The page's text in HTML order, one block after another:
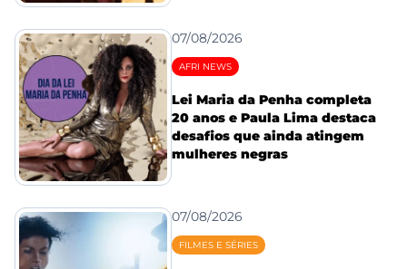
07/08/2026
AFRI NEWS
Lei Maria da Penha completa
20 anos e Paula Lima destaca
desafios que ainda atingem
mulheres negras
07/08/2026
FILMES E SÉRIES